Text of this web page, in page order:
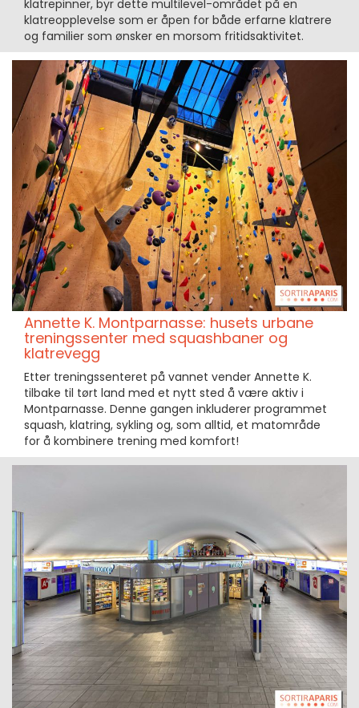
klatrepinner, byr dette multilevel-området på en
klatreopplevelse som er åpen for både erfarne klatrere
og familier som ønsker en morsom fritidsaktivitet.
Annette K. Montparnasse: husets urbane
treningssenter med squashbaner og
klatrevegg
Etter treningssenteret på vannet vender Annette K.
tilbake til tørt land med et nytt sted å være aktiv i
Montparnasse. Denne gangen inkluderer programmet
squash, klatring, sykling og, som alltid, et matområde
for å kombinere trening med komfort!